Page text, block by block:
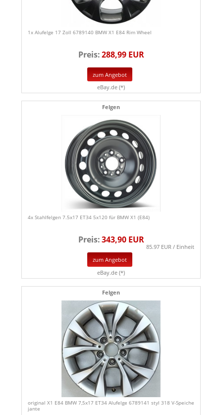
1x Alufelge 17 Zoll 6789140 BMW X1 E84 Rim Wheel
Preis:288,99 EUR
zum Angebot
eBay.de (*)
Felgen
4x Stahlfelgen 7.5x17 ET34 5x120 für BMW X1 (E84)
Preis:343,90 EUR
85.97 EUR / Einheit
zum Angebot
eBay.de (*)
Felgen
original X1 E84 BMW 7,5x17 ET34 Alufelge 6789141 styl 318 V-Speiche
jante